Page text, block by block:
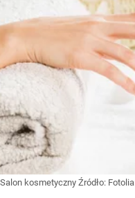
Salon kosmetyczny Źródło: Fotolia